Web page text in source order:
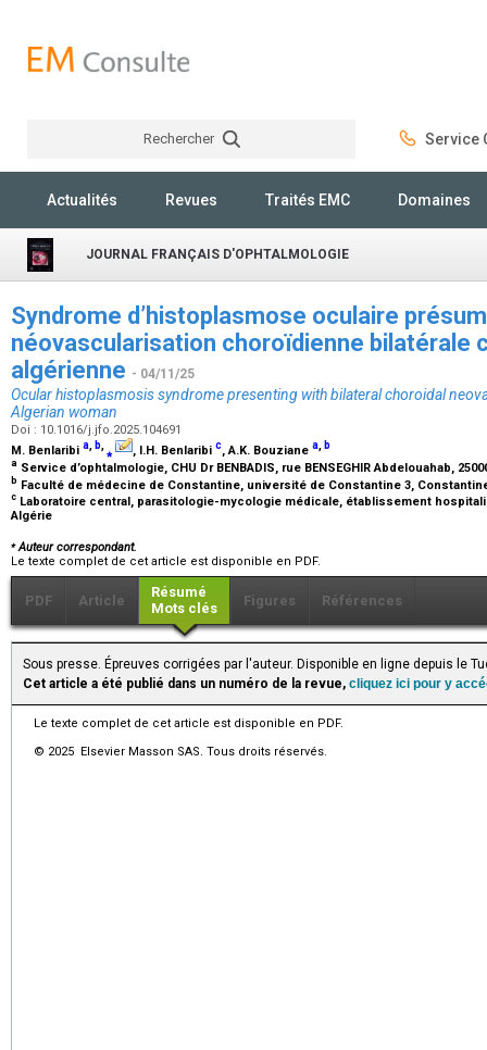
Rechercher Service
Actualités Revues Traités EMC Domaines
JOURNAL FRANÇAIS D'OPHTALMOLOGIE
Syndrome d’histoplasmose oculaire
néovascularisation choroïdienne bilatérale
algérienne - 04/11/25
Ocular histoplasmosis syndrome presenting with bilateral choroidal
Algerian woman
Doi : 10.1016/j.jfo.2025.104691
M. Benlaribi a, b,⁎ , I.H. Benlaribi c, A.K. Bouziane a, b
a Service d’ophtalmologie, CHU Dr BENBADIS, rue BENSEGHIR Abdelouahab,
b Faculté de médecine de Constantine, université de Constantine 3,
c Laboratoire central, parasitologie-mycologie médicale, établissement
Algérie
⁎Auteur correspondant.
Le texte complet de cet article est disponible en PDF.
PDF Article
Résumé
Mots clés
Figures Références
Sous presse. Épreuves corrigées par l'auteur. Disponible en ligne depuis le
Cet article a été publié dans un numéro de la revue, cliquez ici pour y
Le texte complet de cet article est disponible en PDF.
© 2025 Elsevier Masson SAS. Tous droits réservés.